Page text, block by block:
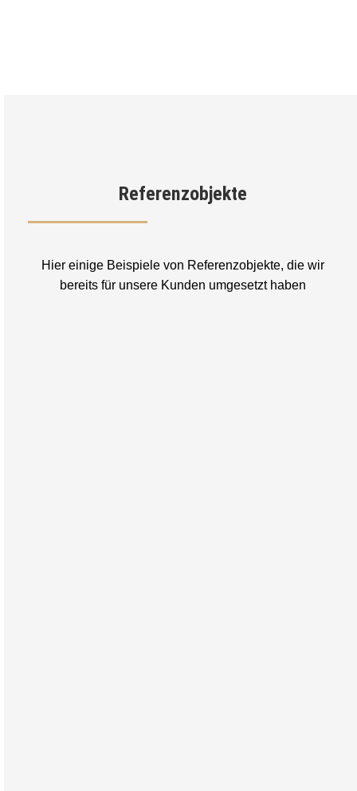
Referenzobjekte
Hier einige Beispiele von Referenzobjekte, die wir
bereits für unsere Kunden umgesetzt haben